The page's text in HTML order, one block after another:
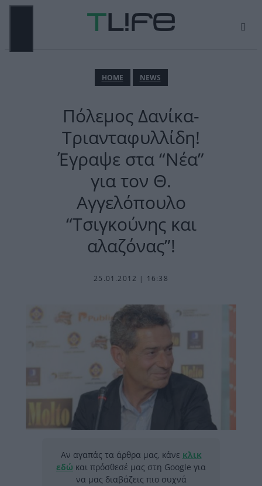
Μετάβαση
ΗΟΜΕ NEWS
Πόλεμος Δανίκα-
Τριανταφυλλίδη!
Έγραψε στα “Νέα”
για τον Θ.
Αγγελόπουλο
“Τσιγκούνης και
αλαζόνας”!
25.01.2012 | 16:38
Αν αγαπάς τα άρθρα μας, κάνε κλικ
εδώ και πρόσθεσέ μας στη Google για
να μας διαβάζεις πιο συχνά